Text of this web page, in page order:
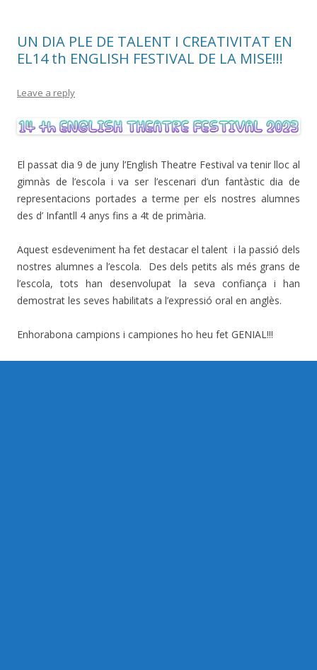
UN DIA PLE DE TALENT I CREATIVITAT EN
EL14 th ENGLISH FESTIVAL DE LA MISE!!!
Leave a reply
El passat dia 9 de juny l’English Theatre Festival va tenir lloc al
gimnàs de l’escola i va ser l’escenari d’un fantàstic dia de
representacions portades a terme per els nostres alumnes
des d’ Infantll 4 anys fins a 4t de primària.
Aquest esdeveniment ha fet destacar el talent i la passió dels
nostres alumnes a l’escola. Des dels petits als més grans de
l’escola, tots han desenvolupat la seva confiança i han
demostrat les seves habilitats a l’expressió oral en anglès.
Enhorabona campions i campiones ho heu fet GENIAL!!!